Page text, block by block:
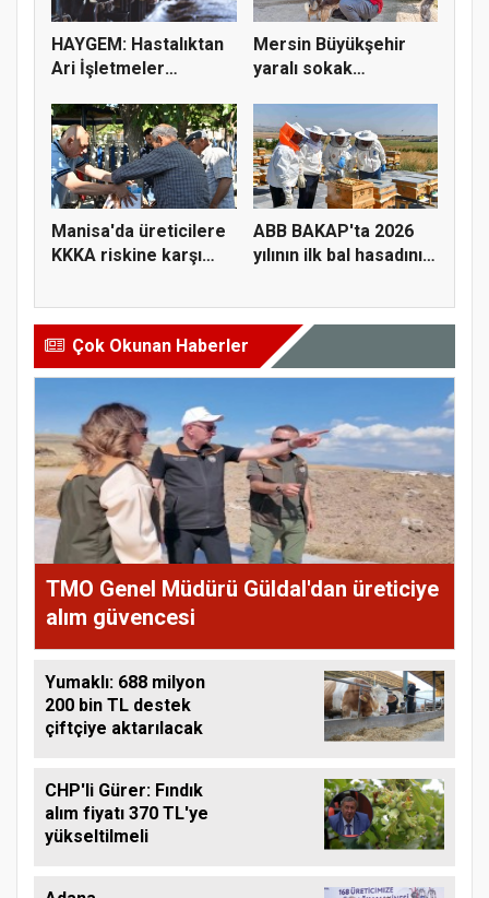
HAYGEM: Hastalıktan
Ari İşletmeler
Mersin Büyükşehir
yaralı sokak
Manisa'da üreticilere
KKKA riskine karşı
ABB BAKAP'ta 2026
yılının ilk bal hasadını
Çok Okunan Haberler
TMO Genel Müdürü Güldal'dan üreticiye
alım güvencesi
Yumaklı: 688 milyon
200 bin TL destek
çiftçiye aktarılacak
CHP'li Gürer: Fındık
alım fiyatı 370 TL'ye
yükseltilmeli